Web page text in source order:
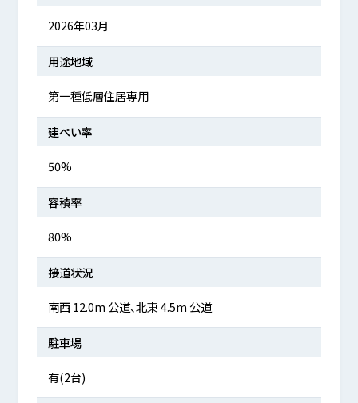
2026年03月
用途地域
第一種低層住居専用
建ぺい率
50%
容積率
80%
接道状況
南西 12.0m 公道、北東 4.5m 公道
駐車場
有(2台)